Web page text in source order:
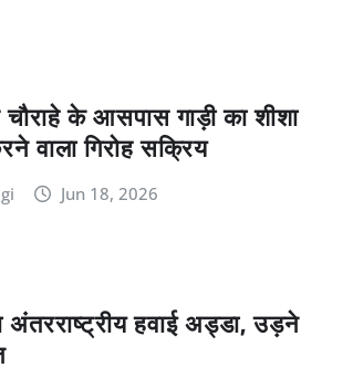
के आसपास गाड़ी का शीशा
वाला गिरोह सक्रिय
Jun 18, 2026
हवाई अड्डा, उड़ने